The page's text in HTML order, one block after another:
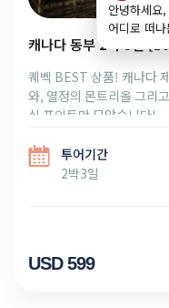
캐나다 동부 2박 3일
퀘벡 BEST 상품! 캐나다
와, 열정의 몬트리올 그리
심 포인트만 모았습니다!
USD 599
투어기간
2박3일
안녕하세요
어디로 떠